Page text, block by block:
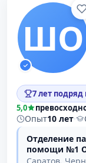
ШО
7 лет подряд
5,0
Опыт10 лет·
Отделение
помощи №1